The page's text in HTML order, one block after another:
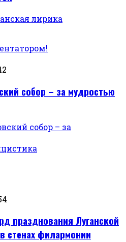
лирика
собор – за мудростью
празднования Луганской
стенах филармонии